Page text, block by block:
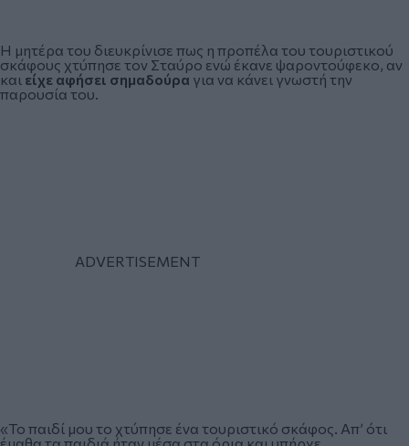
Η μητέρα του διευκρίνισε πως η προπέλα του τουριστικού
σκάφους χτύπησε τον Σταύρο ενώ έκανε ψαροντούφεκο, αν
και είχε αφήσει σημαδούρα για να κάνει γνωστή την
παρουσία του.
«Το παιδί μου το χτύπησε ένα τουριστικό σκάφος. Απ’ ότι